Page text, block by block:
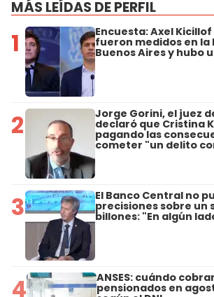
MÁS LEÍDAS DE PERFIL
1 Encuesta: Axel
fueron medidos en la
Buenos Aires y hubo
2 Jorge Gorini, el juez
declaró que Cristina
pagando las
cometer "un delito
3 El Banco Central no
precisiones sobre un
billones: "En algún
4 ANSES: cuándo
pensionados en